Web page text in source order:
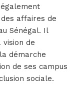
affaires de
Sénégal. Il
vision de
démarche
de ses campus
sociale.